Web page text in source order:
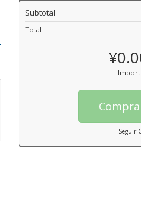
Subtotal
Total
Seguir